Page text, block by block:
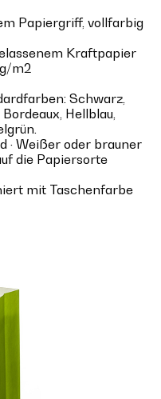
Papiergriff, vollfarbig
Kraftpapier
m2
Schwarz,
Hellblau,
· Weißer oder brauner
die Papiersorte
mit Taschenfarbe